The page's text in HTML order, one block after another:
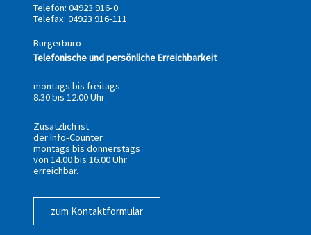
Telefon: 04923 916-0
Telefax: 04923 916-111
Bürgerbüro
Telefonische und persönliche Erreichbarkeit
montags bis freitags
8.30 bis 12.00 Uhr
Zusätzlich ist
der Info-Counter
montags bis donnerstags
von 14.00 bis 16.00 Uhr
erreichbar.
zum Kontaktformular